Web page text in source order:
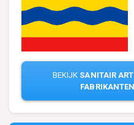
BEKIJK SANITAIR